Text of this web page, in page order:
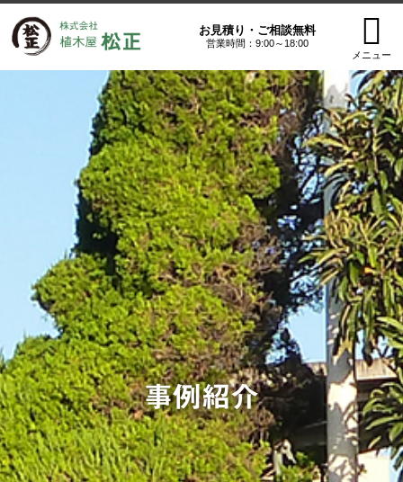
お見積り・ご相談無料
営業時間：9:00～18:00
メニュー
事例紹介